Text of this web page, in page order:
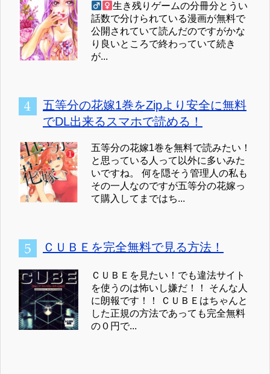
生き残りゲームの分冊分とうい
話数で分けられている漫画が無料で
公開されていて読んだのですがかな
り良いところで終わっていて続き
が...
五等分の花嫁1巻をZipより安全に無料
でDL出来るスマホで読める！
五等分の花嫁1巻を無料で読みたい！
と思っている人って以外に多いみた
いですね。 何を隠そう管理人の私も
その一人なのですが五等分の花嫁っ
て購入してまではち...
ＣＵＢＥを完全無料で見る方法！
ＣＵＢＥを見たい！でも違法サイト
を使うのは怖いし嫌だ！！ そんな人
に朗報です！！ ＣＵＢＥはちゃんと
した正規の方法であっても完全無料
の０円で...